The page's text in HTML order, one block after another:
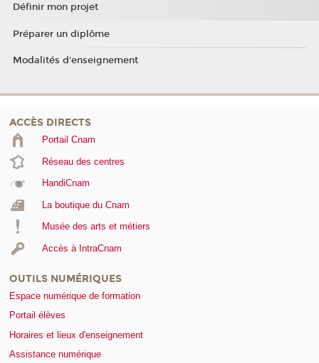
Définir mon projet
Préparer un diplôme
Modalités d'enseignement
ACCÈS DIRECTS
Portail Cnam
Réseau des centres
HandiCnam
La boutique du Cnam
Musée des arts et métiers
Accès à IntraCnam
OUTILS NUMÉRIQUES
Espace numérique de formation
Portail élèves
Horaires et lieux d'enseignement
Assistance numérique